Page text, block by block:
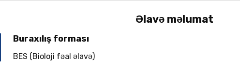
Əlavə məlumat
Buraxılış forması
BES (Bioloji fəal əlavə)